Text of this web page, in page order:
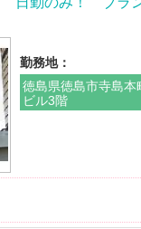
勤務地：
徳島県徳島市寺島本
ビル3階